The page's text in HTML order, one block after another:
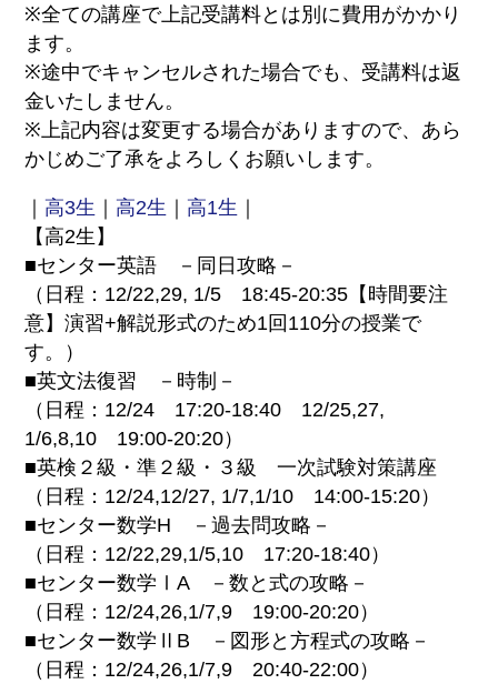
※全ての講座で上記受講料とは別に費用がかかり
ます。
※途中でキャンセルされた場合でも、受講料は返
金いたしません。
※上記内容は変更する場合がありますので、あら
かじめご了承をよろしくお願いします。
｜ 高3生 ｜ 高2生 ｜ 高1生 ｜
【高2生】
■センター英語 －同日攻略－
（日程：12/22,29, 1/5 18:45-20:35【時間要注
意】演習+解説形式のため1回110分の授業で
す。）
■英文法復習 －時制－
（日程：12/24 17:20-18:40 12/25,27,
1/6,8,10 19:00-20:20）
■英検２級・準２級・３級 一次試験対策講座
（日程：12/24,12/27, 1/7,1/10 14:00-15:20）
■センター数学H －過去問攻略－
（日程：12/22,29,1/5,10 17:20-18:40）
■センター数学ⅠA －数と式の攻略－
（日程：12/24,26,1/7,9 19:00-20:20）
■センター数学ⅡB －図形と方程式の攻略－
（日程：12/24,26,1/7,9 20:40-22:00）